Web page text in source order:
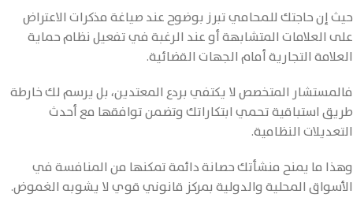
حيث إن حاجتك للمحامي تبرز بوضوح عند صياغة مذكرات الاعتراض
على العلامات المتشابهة أو عند الرغبة في تفعيل نظام حماية
العلامة التجارية أمام الجهات القضائية.
فالمستشار المتخصص لا يكتفي بردع المعتدين، بل يرسم لك خارطة
طريق استباقية تحمي ابتكاراتك وتضمن توافقها مع أحدث
التعديلات النظامية.
وهذا ما يمنح منشأتك حصانة دائمة تمكنها من المنافسة في
الأسواق المحلية والدولية بمركز قانوني قوي لا يشوبه الغموض.